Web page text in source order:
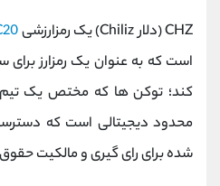
CHZ (دلار Chiliz) یک رمزارزشی
کند؛ توکن ها که مختص یک تیم
محدود دیجیتالی است که
شده برای رای گیری و مالکیت